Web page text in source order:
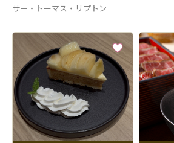
サー・トーマス・リプトン